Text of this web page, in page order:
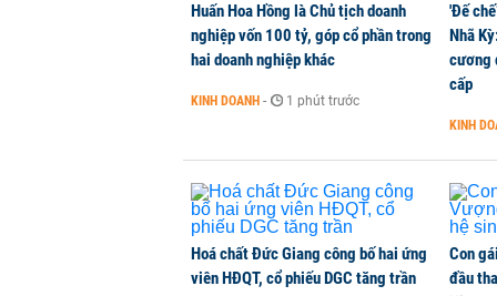
Tổng Bí thư, Chủ tịch nước: Làm
THỜI SỰ 1 phút trước
Quảng Ninh tính chi 80.000 tỷ
Huấn Hoa Hồng là Chủ tịch doanh
nghiệp vốn 100 tỷ, góp cổ phần trong
hai doanh nghiệp khác
KINH DOANH - 1 phút trước
'Đế
Nhã
cương
cấp
KINH
Hoá chất Đức Giang công bố hai ứng
viên HĐQT, cổ phiếu DGC tăng trần
Con
đầu